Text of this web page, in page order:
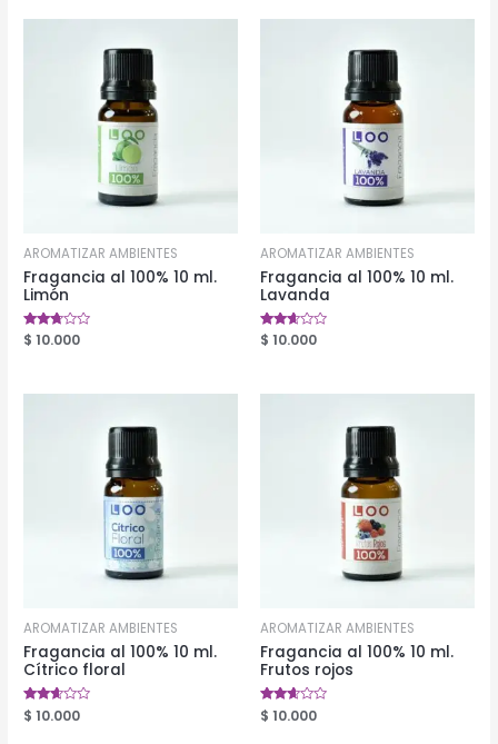
AROMATIZAR AMBIENTES
Fragancia al 100% 10 ml.
Limón
Valorado
en
$ 10.000
AROMATIZAR AMBIENTES
Fragancia al 100% 10 ml.
Lavanda
Valorado
en
$ 10.000
AROMATIZAR AMBIENTES
Fragancia al 100% 10 ml.
Cítrico floral
Valorado
en
$ 10.000
AROMATIZAR AMBIENTES
Fragancia al 100% 10 ml.
Frutos rojos
Valorado
en
$ 10.000